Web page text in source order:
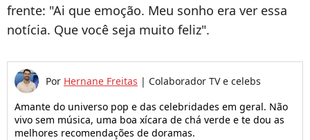
frente: "Ai que emoção. Meu sonho era ver essa
notícia. Que você seja muito feliz".
Por Hernane Freitas | Colaborador TV e celebs
Amante do universo pop e das celebridades em geral. Não
vivo sem música, uma boa xícara de chá verde e te dou as
melhores recomendações de doramas.